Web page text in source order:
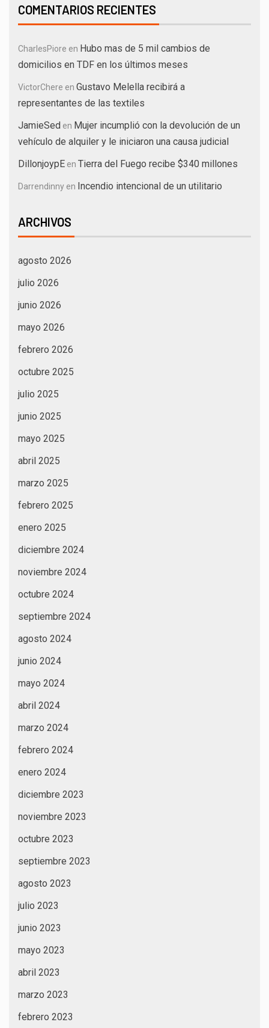
COMENTARIOS RECIENTES
CharlesPiore en Hubo mas de 5 mil cambios de
domicilios en TDF en los últimos meses
VictorChere en Gustavo Melella recibirá a
representantes de las textiles
JamieSed en Mujer incumplió con la devolución de un
vehículo de alquiler y le iniciaron una causa judicial
DillonjoypE en Tierra del Fuego recibe $340 millones
Darrendinny en Incendio intencional de un utilitario
ARCHIVOS
agosto 2026
julio 2026
junio 2026
mayo 2026
febrero 2026
octubre 2025
julio 2025
junio 2025
mayo 2025
abril 2025
marzo 2025
febrero 2025
enero 2025
diciembre 2024
noviembre 2024
octubre 2024
septiembre 2024
agosto 2024
junio 2024
mayo 2024
abril 2024
marzo 2024
febrero 2024
enero 2024
diciembre 2023
noviembre 2023
octubre 2023
septiembre 2023
agosto 2023
julio 2023
junio 2023
mayo 2023
abril 2023
marzo 2023
febrero 2023